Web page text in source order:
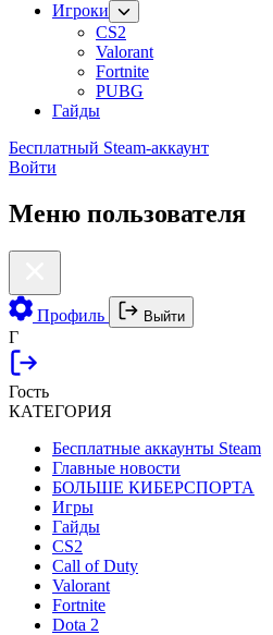
Игроки
CS2
Valorant
Fortnite
PUBG
Гайды
Бесплатный Steam-аккаунт
Войти
Меню пользователя
Профиль Выйти
Г
Гость
КАТЕГОРИЯ
Бесплатные аккаунты Steam
Главные новости
БОЛЬШЕ КИБЕРСПОРТА
Игры
Гайды
CS2
Call of Duty
Valorant
Fortnite
Dota 2